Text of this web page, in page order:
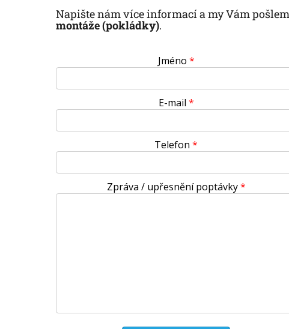
Napište nám více informací a my Vám
montáže (pokládky).